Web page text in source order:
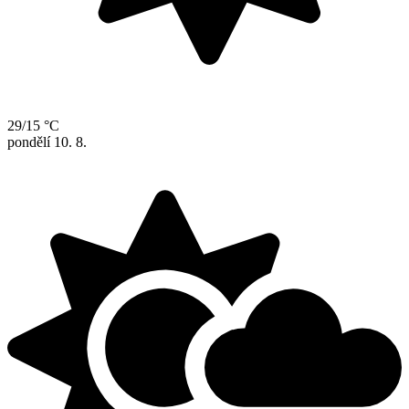
29/15 °C
pondělí 10. 8.